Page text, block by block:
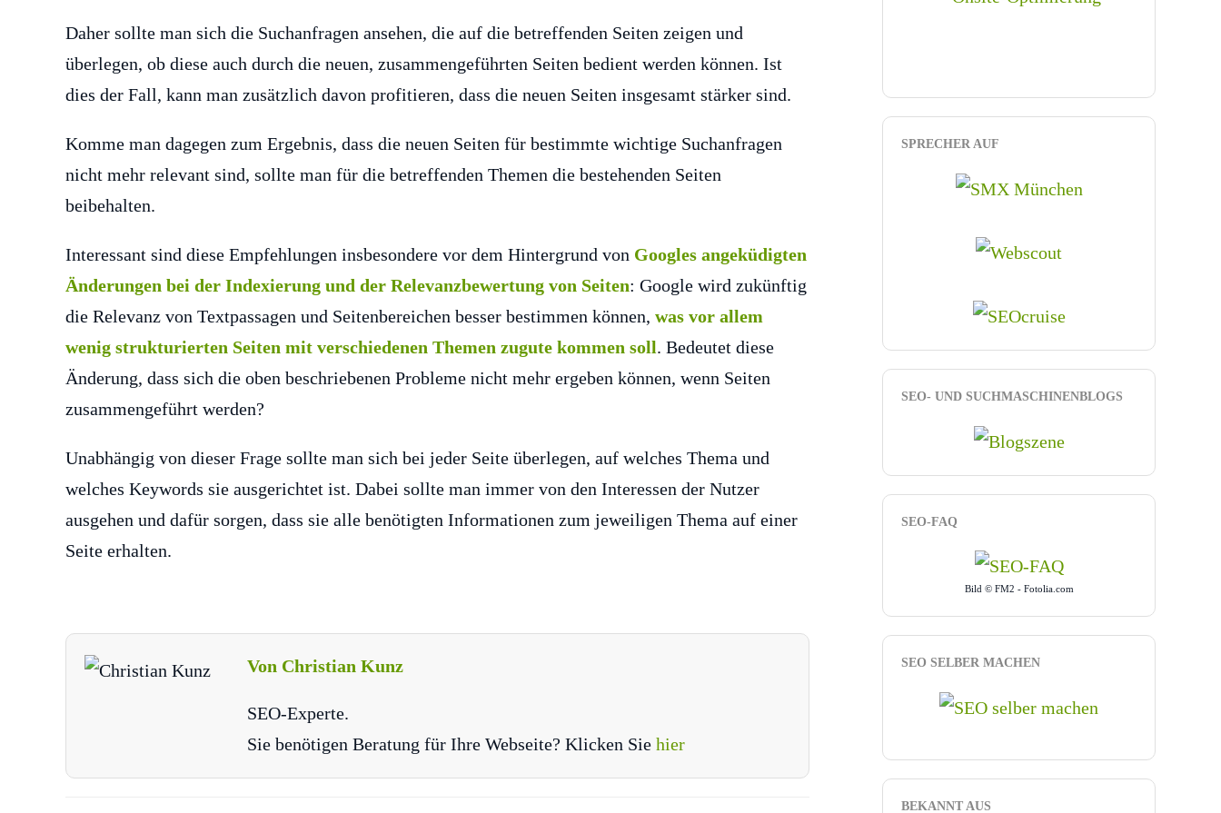
Daher sollte man sich die Suchanfragen ansehen, die auf die betreffenden Seiten zeigen und
überlegen, ob diese auch durch die neuen, zusammengeführten Seiten bedient werden können. Ist
dies der Fall, kann man zusätzlich davon profitieren, dass die neuen Seiten insgesamt stärker sind.
Komme man dagegen zum Ergebnis, dass die neuen Seiten für bestimmte wichtige Suchanfragen
nicht mehr relevant sind, sollte man für die betreffenden Themen die bestehenden Seiten
beibehalten.
Interessant sind diese Empfehlungen insbesondere vor dem Hintergrund von Googles angeküdigten
Änderungen bei der Indexierung und der Relevanzbewertung von Seiten: Google wird zukünftig
die Relevanz von Textpassagen und Seitenbereichen besser bestimmen können, was vor allem
wenig strukturierten Seiten mit verschiedenen Themen zugute kommen soll. Bedeutet diese
Änderung, dass sich die oben beschriebenen Probleme nicht mehr ergeben können, wenn Seiten
zusammengeführt werden?
Unabhängig von dieser Frage sollte man sich bei jeder Seite überlegen, auf welches Thema und
welches Keywords sie ausgerichtet ist. Dabei sollte man immer von den Interessen der Nutzer
ausgehen und dafür sorgen, dass sie alle benötigten Informationen zum jeweiligen Thema auf einer
Seite erhalten.
Von Christian Kunz
SEO-Experte.
Sie benötigen Beratung für Ihre Webseite? Klicken Sie hier
SPRECHER AUF
SEO- UND SUCHMASCHINENBLOGS
SEO-FAQ
Bild © FM2 - Fotolia.com
SEO SELBER MACHEN
BEKANNT AUS